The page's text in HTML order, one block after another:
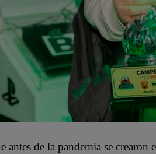
antes de la pandemia se